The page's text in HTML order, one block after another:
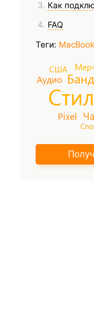
Как
FAQ
Теги: MacBook
Pixel
Аудио
США